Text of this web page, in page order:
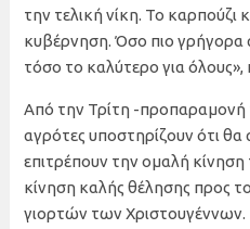
την τελική νίκη. Το καρπούζι
κυβέρνηση. Όσο πιο γρήγορα
τόσο το καλύτερο για όλους»,
Από την Τρίτη -προπαραμονή
αγρότες υποστηρίζουν ότι
επιτρέπουν την ομαλή
κίνηση καλής θέλησης προς
γιορτών των Χριστουγέννων.